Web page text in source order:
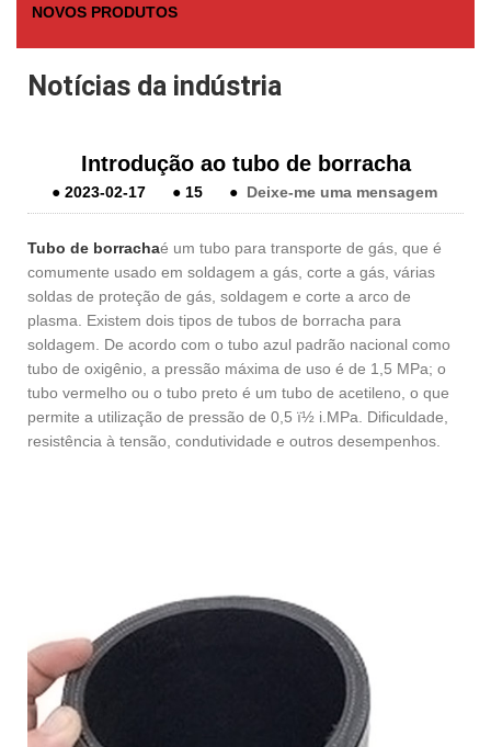
NOVOS PRODUTOS
Notícias da indústria
Introdução ao tubo de borracha
●2023-02-17 ●15 ● Deixe-me uma mensagem
Tubo de borrachaé um tubo para transporte de gás, que é
comumente usado em soldagem a gás, corte a gás, várias
soldas de proteção de gás, soldagem e corte a arco de
plasma. Existem dois tipos de tubos de borracha para
soldagem. De acordo com o tubo azul padrão nacional como
tubo de oxigênio, a pressão máxima de uso é de 1,5 MPa; o
tubo vermelho ou o tubo preto é um tubo de acetileno, o que
permite a utilização de pressão de 0,5 ï½ i.MPa. Dificuldade,
resistência à tensão, condutividade e outros desempenhos.